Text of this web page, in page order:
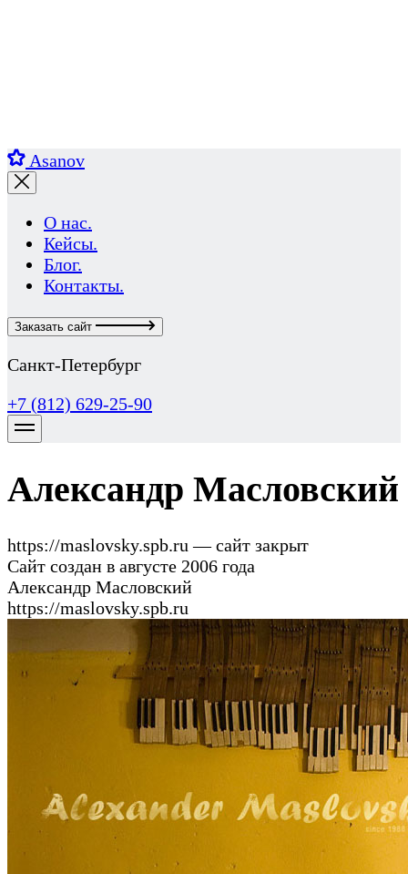
Asanov
О нас.
Кейсы.
Блог.
Контакты.
Заказать сайт
Санкт-Петербург
+7 (812) 629-25-90
Александр Масловский
https://maslovsky.spb.ru— сайт закрыт
Сайт создан в августе 2006 года
Александр Масловский
https://maslovsky.spb.ru